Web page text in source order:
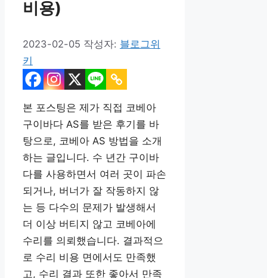
비용)
2023-02-05 작성자: 블로그위
키
본 포스팅은 제가 직접 코베아
구이바다 AS를 받은 후기를 바
탕으로, 코베아 AS 방법을 소개
하는 글입니다. 수 년간 구이바
다를 사용하면서 여러 곳이 파손
되거나, 버너가 잘 작동하지 않
는 등 다수의 문제가 발생해서
더 이상 버티지 않고 코베아에
수리를 의뢰했습니다. 결과적으
로 수리 비용 면에서도 만족했
고, 수리 결과 또한 좋아서 만족